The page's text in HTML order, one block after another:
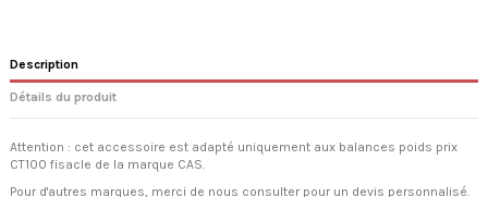
Description
Détails du produit
Attention : cet accessoire est adapté uniquement aux balances poids prix
CT100 fisacle de la marque CAS.
Pour d'autres marques, merci de nous consulter pour un devis personnalisé.